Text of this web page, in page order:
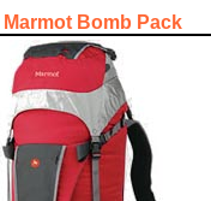
Marmot Bomb Pack